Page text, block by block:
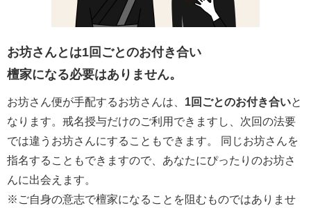
お坊さんとは1回ごとのお付き合い
檀家になる必要はありません。
お坊さん便が手配するお坊さんは、 1回ごとのお付き合いと
なります。戒名授与だけのご利用できますし、次回の法要
では違うお坊さんにすることもできます。 同じお坊さんを
指名することもできますので、あなたにぴったりのお坊さ
んに出会えます。
※ご自身の意志で檀家になることを阻むものではありませ